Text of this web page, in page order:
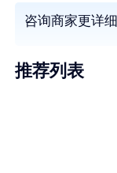
咨询商家更详
推荐列表